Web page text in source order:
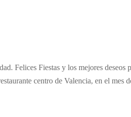
Felices Fiestas y los mejores deseos
centro de Valencia, en el mes